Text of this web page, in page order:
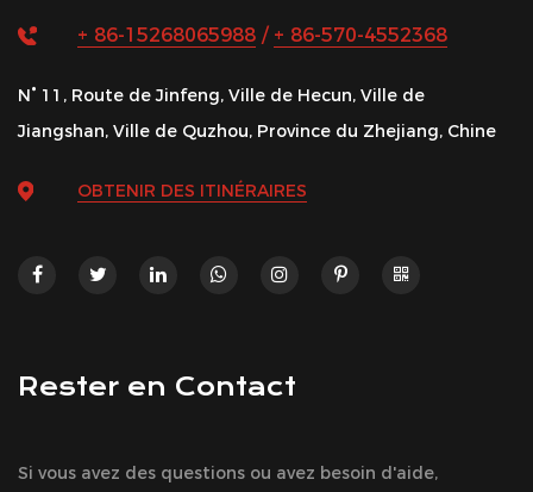
+ 86-15268065988 / + 86-570-4552368
N° 11, Route de Jinfeng, Ville de Hecun, Ville de
Jiangshan, Ville de Quzhou, Province du Zhejiang, Chine
OBTENIR DES ITINÉRAIRES
Rester en Contact
Si vous avez des questions ou avez besoin d'aide,